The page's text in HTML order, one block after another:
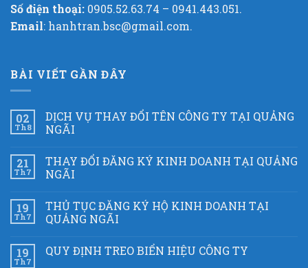
Số điện thoại: 0905.52.63.74 – 0941.443.051.
Email: hanhtran.bsc@gmail.com.
BÀI VIẾT GẦN ĐÂY
02
Th8
DỊCH VỤ THAY ĐỔI TÊN CÔNG TY TẠI QUẢNG
NGÃI
21
Th7
THAY ĐỔI ĐĂNG KÝ KINH DOANH TẠI QUẢNG
NGÃI
19
Th7
THỦ TỤC ĐĂNG KÝ HỘ KINH DOANH TẠI
QUẢNG NGÃI
19
Th7
QUY ĐỊNH TREO BIỂN HIỆU CÔNG TY